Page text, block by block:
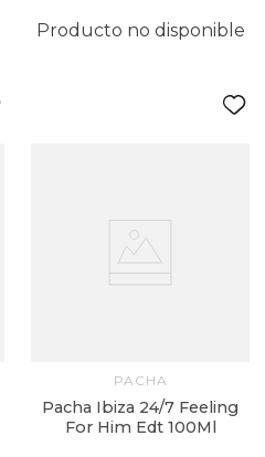
Producto no disponible
PACHA
Pacha Ibiza 24/7 Feeling
For Him Edt 100Ml